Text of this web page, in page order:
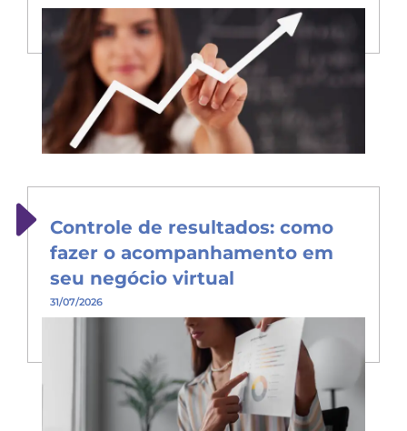
Controle de resultados: como
fazer o acompanhamento em
seu negócio virtual
31/07/2026